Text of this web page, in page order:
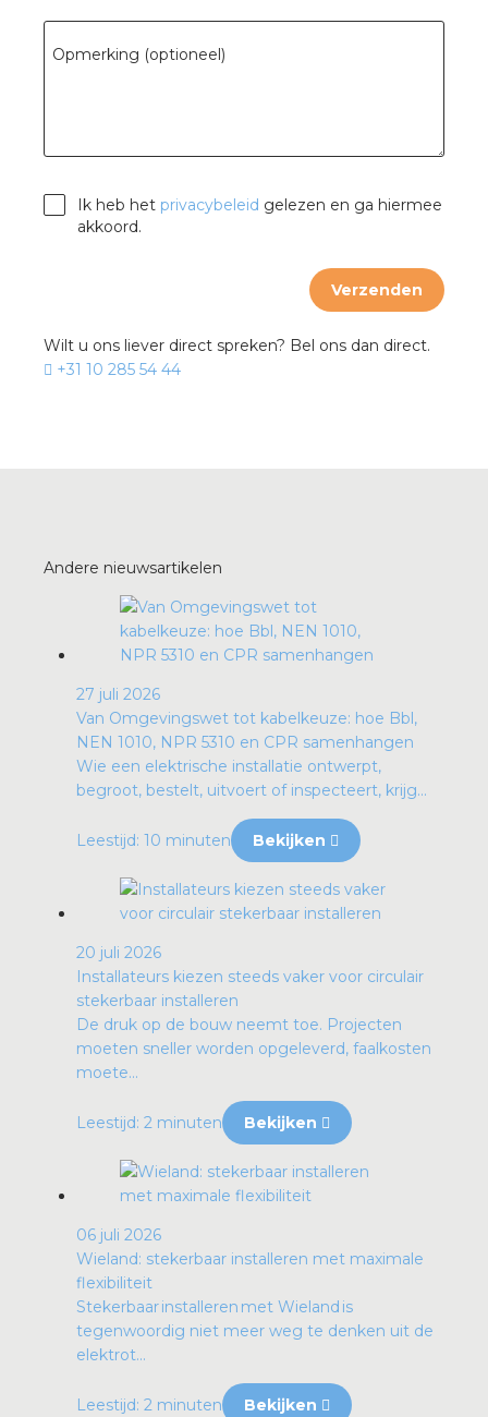
Opmerking (optioneel)
Ik heb het privacybeleid gelezen en ga hiermee
akkoord.
Verzenden
Wilt u ons liever direct spreken? Bel ons dan direct.
+31 10 285 54 44
Andere nieuwsartikelen
27 juli 2026
Van Omgevingswet tot kabelkeuze: hoe Bbl,
NEN 1010, NPR 5310 en CPR samenhangen
Wie een elektrische installatie ontwerpt,
begroot, bestelt, uitvoert of inspecteert, krijg...
Leestijd: 10 minuten Bekijken
20 juli 2026
Installateurs kiezen steeds vaker voor circulair
stekerbaar installeren
De druk op de bouw neemt toe. Projecten
moeten sneller worden opgeleverd, faalkosten
moete...
Leestijd: 2 minuten Bekijken
06 juli 2026
Wieland: stekerbaar installeren met maximale
flexibiliteit
Stekerbaar installeren met Wieland is
tegenwoordig niet meer weg te denken uit de
elektrot...
Leestijd: 2 minuten Bekijken